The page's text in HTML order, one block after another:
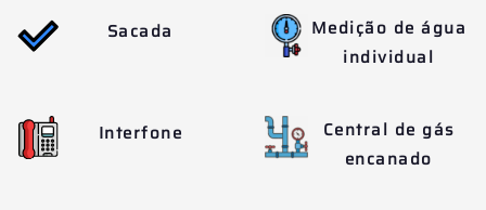
Sacada
Medição de água
individual
Interfone
Central de gás
encanado